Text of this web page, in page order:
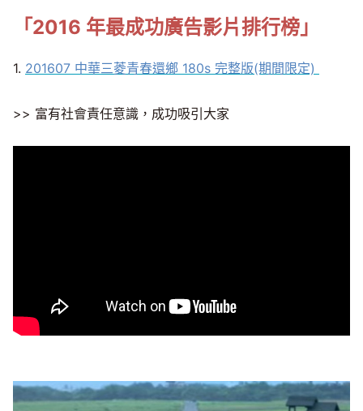
「2016 年最成功廣告影片排行榜」
1. 201607 中華三菱青春還鄉 180s 完整版(期間限定)
>> 富有社會責任意識，成功吸引大家